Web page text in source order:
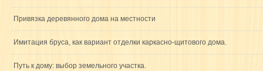
Привязка деревянного дома на местности
Имитация бруса, как вариант отделки каркасно-щитового дома.
Путь к дому: выбор земельного участка.